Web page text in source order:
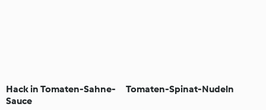
Hack in Tomaten-Sahne-
Sauce
Tomaten-Spinat-Nudeln